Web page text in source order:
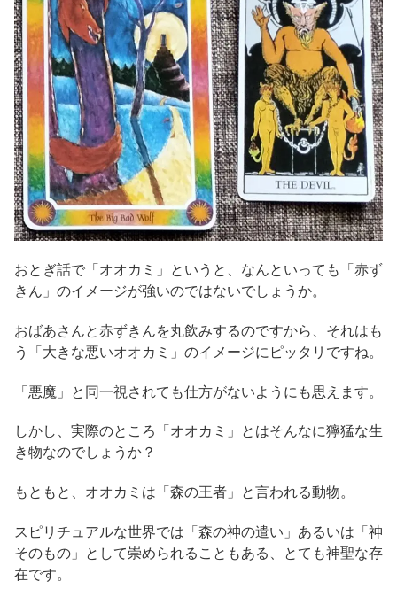
おとぎ話で「オオカミ」というと、なんといっても「赤ず
きん」のイメージが強いのではないでしょうか。
おばあさんと赤ずきんを丸飲みするのですから、それはも
う「大きな悪いオオカミ」のイメージにピッタリですね。
「悪魔」と同一視されても仕方がないようにも思えます。
しかし、実際のところ「オオカミ」とはそんなに獰猛な生
き物なのでしょうか？
もともと、オオカミは「森の王者」と言われる動物。
スピリチュアルな世界では「森の神の遣い」あるいは「神
そのもの」として崇められることもある、とても神聖な存
在です。